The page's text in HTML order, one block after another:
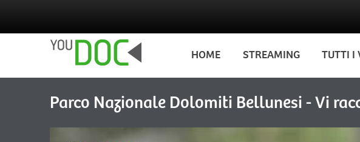
HOME STREAMING TUTTI I
Parco Nazionale Dolomiti Bellunesi - Vi